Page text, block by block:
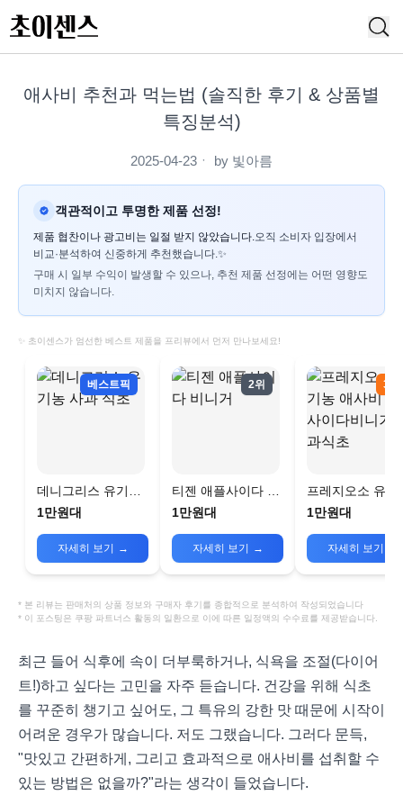
애사비 추천과 먹는법 (솔직한 후기 & 상품별
특징분석)
2025-04-23 ㆍ by 빛아름
객관적이고 투명한 제품 선정!
제품 협찬이나 광고비는 일절 받지 않았습니다.오직 소비자 입장에서
비교·분석하여 신중하게 추천했습니다.✨
구매 시 일부 수익이 발생할 수 있으나, 추천 제품 선정에는 어떤 영향도
미치지 않습니다.
✨ 초이센스가 엄선한 베스트 제품을 프리뷰에서 먼저 만나보세요!
베스트픽
데니그리스 유기농
사과 식초
1만원대
자세히 보기 →
2위
티젠 애플사이다 비
니거
1만원대
자세히 보기 →
3위
프레지오소 유기
애사비 애플사이
1만원대
자세히 보기
* 본 리뷰는 판매처의 상품 정보와 구매자 후기를 종합적으로 분석하여 작성되었습니다
* 이 포스팅은 쿠팡 파트너스 활동의 일환으로 이에 따른 일정액의 수수료를 제공받습니다.
최근 들어 식후에 속이 더부룩하거나, 식욕을 조절(다이어
트!)하고 싶다는 고민을 자주 듣습니다. 건강을 위해 식초
를 꾸준히 챙기고 싶어도, 그 특유의 강한 맛 때문에 시작이
어려운 경우가 많습니다. 저도 그랬습니다. 그러다 문득,
"맛있고 간편하게, 그리고 효과적으로 애사비를 섭취할 수
있는 방법은 없을까?"라는 생각이 들었습니다.